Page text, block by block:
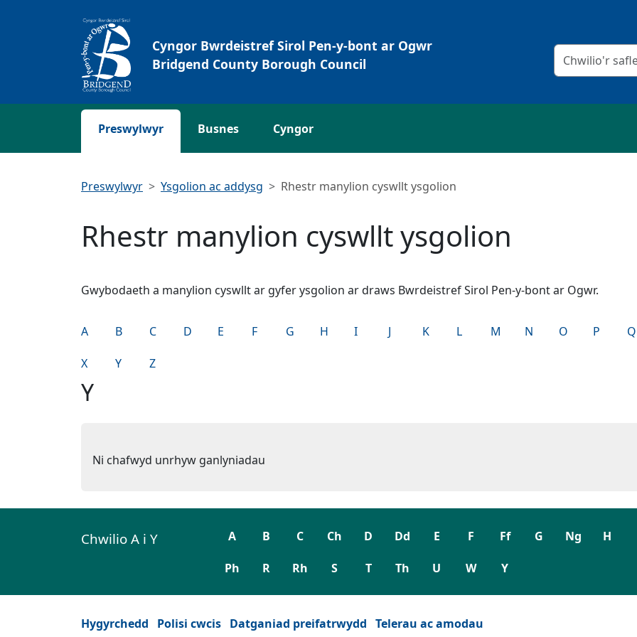
Cyngor Bwrdeistref Sirol Pen-y-bont ar Ogwr
Bridgend County Borough Council
Meini prawf
Preswylwyr Busnes Cyngor
Preswylwyr Ysgolion ac addysg Rhestr manylion cyswllt ysgolion
Rhestr manylion cyswllt ysgolion
Gwybodaeth a manylion cyswllt ar gyfer ysgolion ar draws Bwrdeistref Sirol Pen-y-bont ar Ogwr.
A B C D E F G H I J K L M N O P Q
X Y Z
Y
Ni chafwyd unrhyw ganlyniadau
Chwilio A i Y A B C Ch D Dd E F Ff G Ng H
Ph R Rh S T Th U W Y
Hygyrchedd Polisi cwcis Datganiad preifatrwydd Telerau ac amodau